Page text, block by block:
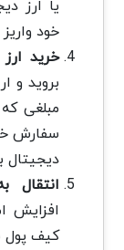
یا ارز
خود
خرید
بروید و
مبلغی
سفارش
دیجیتال
افزایش
کیف